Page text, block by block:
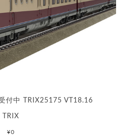
付中 TRIX25175 VT18.16
TRIX
¥0